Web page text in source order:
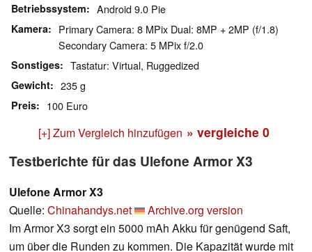
Betriebssystem Android 9.0 Pie
Kamera
Primary Camera: 8 MPix Dual: 8MP + 2MP (f/1.8)
Secondary Camera: 5 MPix f/2.0
Sonstiges Tastatur: Virtual, Ruggedized
Gewicht 235 g
Preis 100 Euro
[+] Zum Vergleich hinzufügen » vergleiche 0
Testberichte für das Ulefone Armor X3
Ulefone Armor X3
Quelle: Chinahandys.net
Archive.org version
Im Armor X3 sorgt ein 5000 mAh Akku für genügend Saft,
um über die Runden zu kommen. Die Kapazität wurde mit